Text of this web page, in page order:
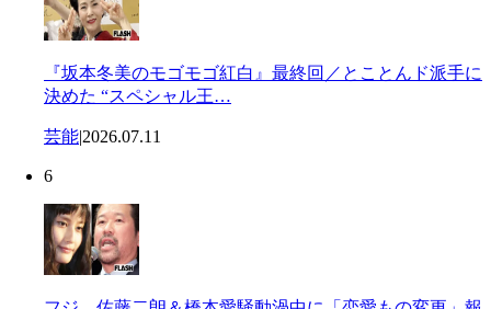
『坂本冬美のモゴモゴ紅白』最終回／とことんド派手に
決めた “スペシャル王…
芸能|2026.07.11
6